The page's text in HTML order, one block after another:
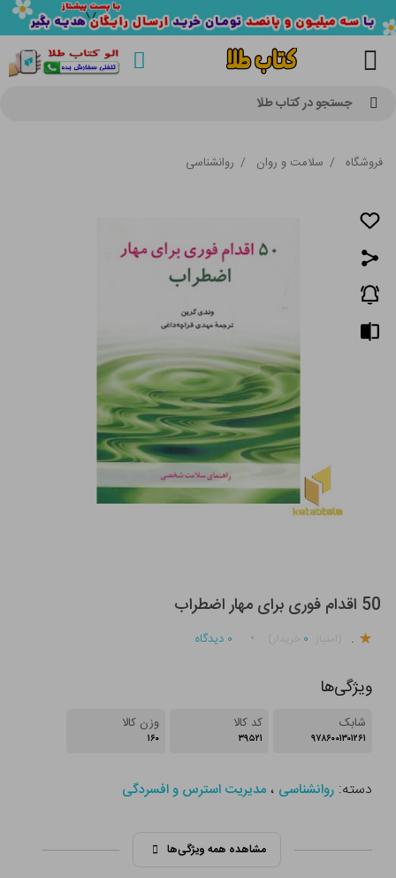
جستجو در کتاب طلا
فروشگاه / سلامت و روان / روانشناسی
50 اقدام فوری برای مهار اضطراب
. ۰ ۰ دیدگاه
ویژگی‌ها
شابک
۹۷۸۶۰۰۱۳۰۱۲۶۱
کد کالا
۳۹۵۲۱
وزن کالا
۱۶۰
دسته:روانشناسی ،مدیریت استرس و افسردگی
مشاهده همه ویژگی‌ها